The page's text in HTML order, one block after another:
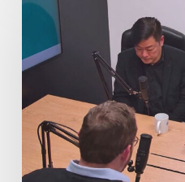
Campinas
destaca
modelo
Saúde
Baseada
em
Valor